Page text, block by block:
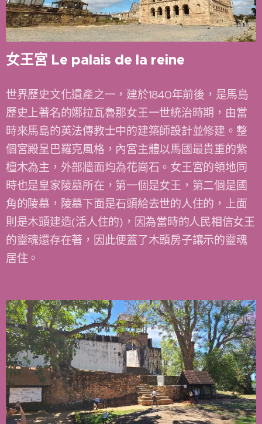
女王宮 Le palais de la reine
世界歷史文化遺產之一，建於1840年前後，是馬島
歷史上著名的娜拉瓦魯那女王一世統治時期，由當
時來馬島的英法傳教士中的建築師設計並修建。整
個宮殿呈巴羅克風格，內宮主體以馬國最貴重的紫
檀木為主，外部牆面均為花崗石。女王宮的領地同
時也是皇家陵墓所在，第一個是女王，第二個是國
角的陵墓，陵墓下面是石頭給去世的人住的，上面
則是木頭建造(活人住的)，因為當時的人民相信女王
的靈魂還存在著，因此便蓋了木頭房子讓示的靈魂
居住。